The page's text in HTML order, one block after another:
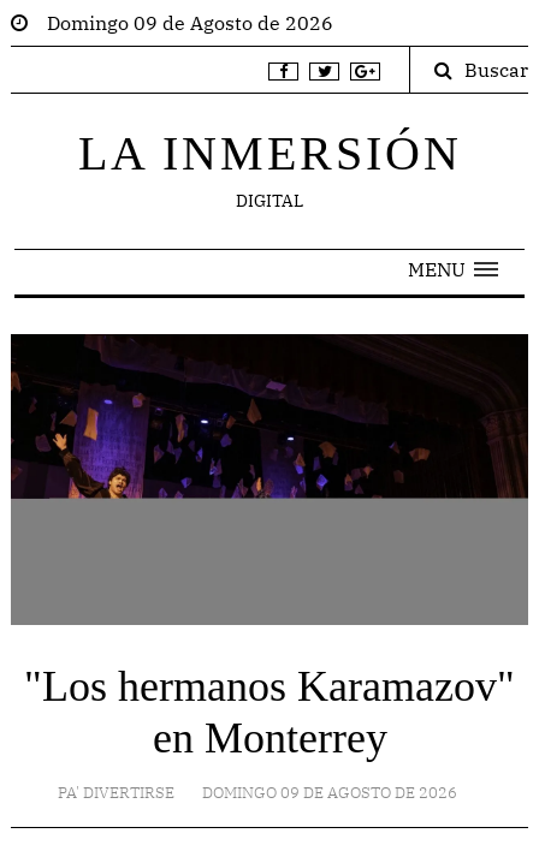
Domingo 09 de Agosto de 2026
Buscar
LA INMERSIÓN
DIGITAL
MENU
"Los hermanos Karamazov"
en Monterrey
PA' DIVERTIRSE DOMINGO 09 DE AGOSTO DE 2026